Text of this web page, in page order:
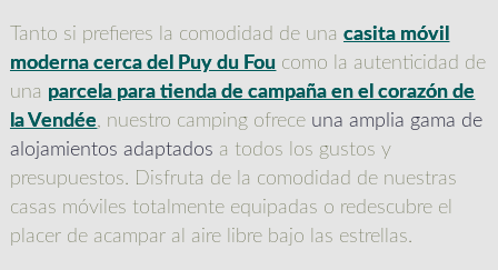
Tanto si prefieres la comodidad de una casita móvil
moderna cerca del Puy du Fou como la autenticidad de
una parcela para tienda de campaña en el corazón de
la Vendée , nuestro camping ofrece una amplia gama de
alojamientos adaptados a todos los gustos y
presupuestos. Disfruta de la comodidad de nuestras
casas móviles totalmente equipadas o redescubre el
placer de acampar al aire libre bajo las estrellas.